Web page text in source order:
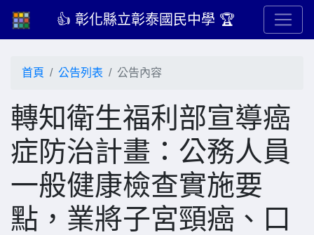
👍 彰化縣立彰泰國民中學 🏆
首頁 公告列表 公告內容
轉知衛生福利部宣導癌
症防治計畫：公務人員
一般健康檢查實施要
點，業將子宮頸癌、口